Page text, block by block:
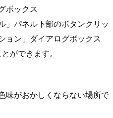
ボックス
」パネル下部のボタンクリッ
ョン」ダイアログボックス
ができます。
味がおかしくならない場所で